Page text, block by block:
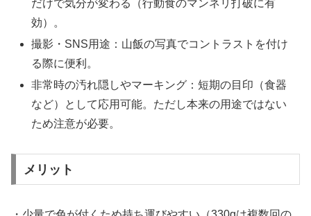
だけで気分が変わる（行動食のマンネリ打破に有
効）。
撮影・SNS用途：山飯の写真でコントラストを付け
る際に便利。
非常時の汚れ隠しやマーキング：短期の目印（食器
など）として応用可能。ただし本来の用途ではない
ため注意が必要。
メリット